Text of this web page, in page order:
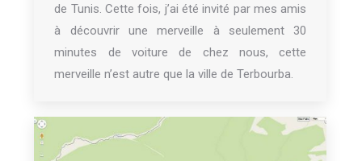
de Tunis. Cette fois, j’ai été invité par mes amis
à découvrir une merveille à seulement 30
minutes de voiture de chez nous, cette
merveille n’est autre que la ville de Terbourba.